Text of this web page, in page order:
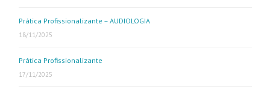
Prática Profissionalizante – AUDIOLOGIA
18/11/2025
Prática Profissionalizante
17/11/2025